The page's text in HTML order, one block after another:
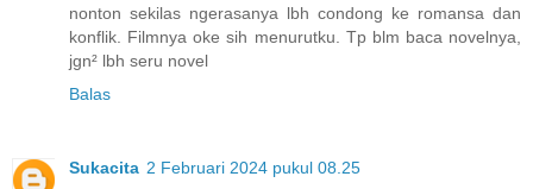
nonton sekilas ngerasanya lbh condong ke romansa dan
konflik. Filmnya oke sih menurutku. Tp blm baca novelnya,
jgn² lbh seru novel
Balas
Sukacita 2 Februari 2024 pukul 08.25